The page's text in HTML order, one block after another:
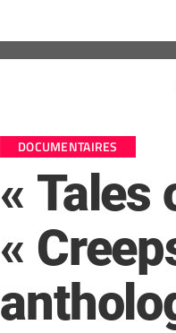
DOCUMENTAIRES
« Tales
«